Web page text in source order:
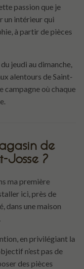
passion que je
un intérieur qui
à partir de pièces
jeudi au dimanche,
alentours de Saint-
campagne où chaque
de
Josse ?
ma première
ici, près de
dans une maison
en privilégiant la
n’est pas de
des pièces